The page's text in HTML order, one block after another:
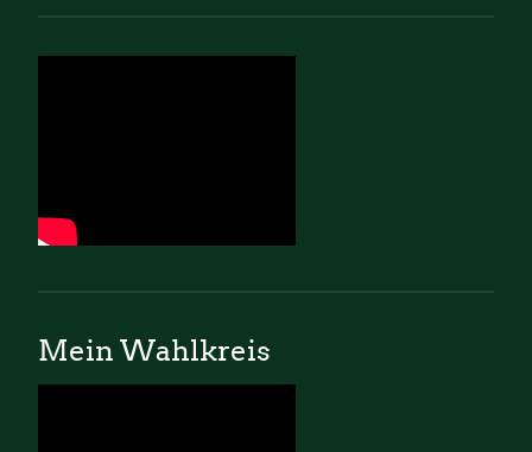
Mein Wahlkreis